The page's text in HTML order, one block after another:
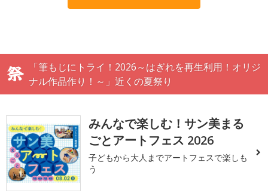
「筆もじにトライ！2026～はぎれを再生利用！オリジ
ナル作品作り！～」近くの夏祭り
みんなで楽しむ！サン美まる
ごとアートフェス 2026
子どもから大人までアートフェスで楽しも
う